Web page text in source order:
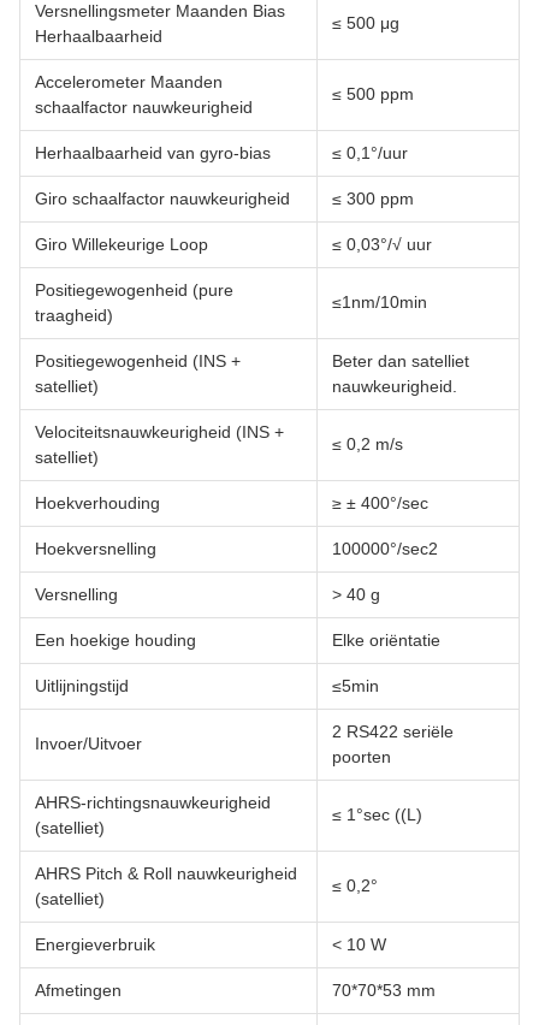
Versnellingsmeter Maanden Bias
Herhaalbaarheid
≤ 500 μg
Accelerometer Maanden
schaalfactor nauwkeurigheid
≤ 500 ppm
Herhaalbaarheid van gyro-bias ≤ 0,1°/uur
Giro schaalfactor nauwkeurigheid ≤ 300 ppm
Giro Willekeurige Loop ≤ 0,03°/√ uur
Positiegewogenheid (pure
traagheid)
≤1nm/10min
Positiegewogenheid (INS +
satelliet)
Beter dan satelliet
nauwkeurigheid.
Velociteitsnauwkeurigheid (INS +
satelliet)
≤ 0,2 m/s
Hoekverhouding ≥ ± 400°/sec
Hoekversnelling 100000°/sec2
Versnelling > 40 g
Een hoekige houding Elke oriëntatie
Uitlijningstijd ≤5min
Invoer/Uitvoer
2 RS422 seriële
poorten
AHRS-richtingsnauwkeurigheid
(satelliet)
≤ 1°sec ((L)
AHRS Pitch & Roll nauwkeurigheid
(satelliet)
≤ 0,2°
Energieverbruik < 10 W
Afmetingen 70*70*53 mm